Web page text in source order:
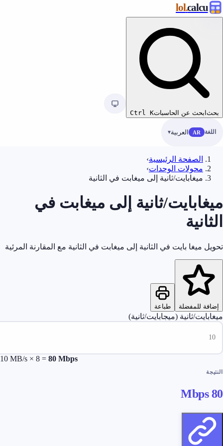
calcu
.lol
ابحث عن الحاسبات CtrlK
AR العربية
الصفحة الرئيسية›
محولات الوحدات›
ميغابايت/ثانية إلى ميغابت في الثانية
ثانية إلى ميغابت في
ميغا بايت في الثانية إلى ميغابت في الثانية مع المقارنة المرئية
للمفضلة طباعة
ثانية (ميجابايت/ثانية)
10MB/s × 8 =80Mbps